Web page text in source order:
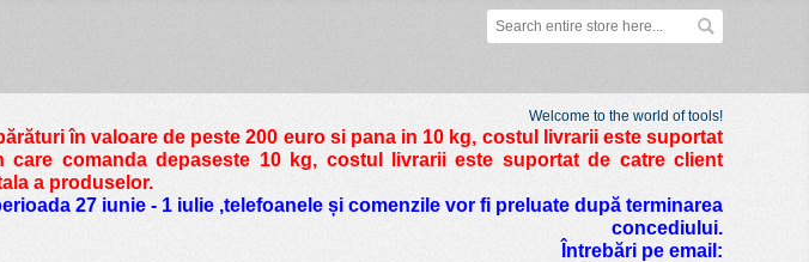
Welcome to the world of tools!
în valoare de peste 200 euro si pana in 10 kg, costul livrarii este suportat
care comanda depaseste 10 kg, costul livrarii este suportat de catre client
a produselor.
27 iunie - 1 iulie ,telefoanele și comenzile vor fi preluate după terminarea
concediului.
Întrebări pe email: